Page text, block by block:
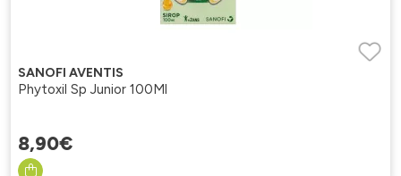
SANOFI AVENTIS
Phytoxil Sp Junior 100Ml
8,90€